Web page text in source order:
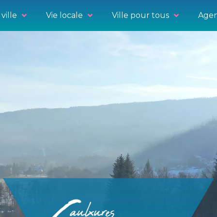
ville Vie locale Ville pour tous